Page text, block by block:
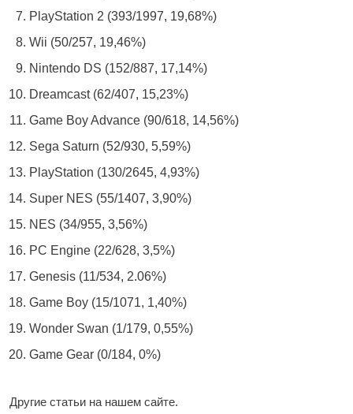
PlayStation 2 (393/1997, 19,68%)
Wii (50/257, 19,46%)
Nintendo DS (152/887, 17,14%)
Dreamcast (62/407, 15,23%)
Game Boy Advance (90/618, 14,56%)
Sega Saturn (52/930, 5,59%)
PlayStation (130/2645, 4,93%)
Super NES (55/1407, 3,90%)
NES (34/955, 3,56%)
PC Engine (22/628, 3,5%)
Genesis (11/534, 2.06%)
Game Boy (15/1071, 1,40%)
Wonder Swan (1/179, 0,55%)
Game Gear (0/184, 0%)
Другие статьи на нашем сайте.